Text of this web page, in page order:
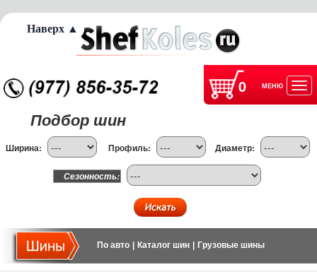
0 МЕНЮ
Подбор шин
Ширина: Профиль: Диаметр:
Сезонность:
По авто Каталог шин Грузовые шины
Наверх ▲